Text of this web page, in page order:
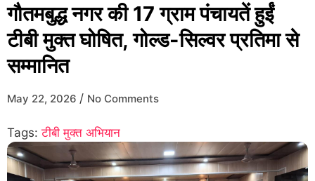
गौतमबुद्ध नगर की 17 ग्राम पंचायतें हुईं
टीबी मुक्त घोषित, गोल्ड-सिल्वर प्रतिमा से
सम्मानित
May 22, 2026 / No Comments
Tags:टीबी मुक्त अभियान